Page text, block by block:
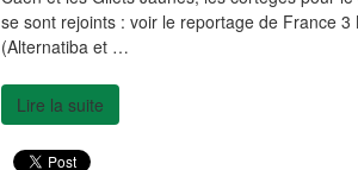
se sont rejoints : voir le reportage de France
(Alternatiba et …
Lire la suite